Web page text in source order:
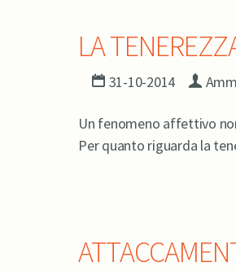
LA
31-10-2014
Un fenomeno affettivo
Per quanto riguarda la